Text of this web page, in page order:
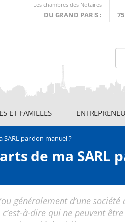
Les chambres des Notaires
DU GRAND PARIS :
ET FAMILLES
SARL par don manuel ?
de ma SARL
généralement d’une
à-dire qui ne peuvent